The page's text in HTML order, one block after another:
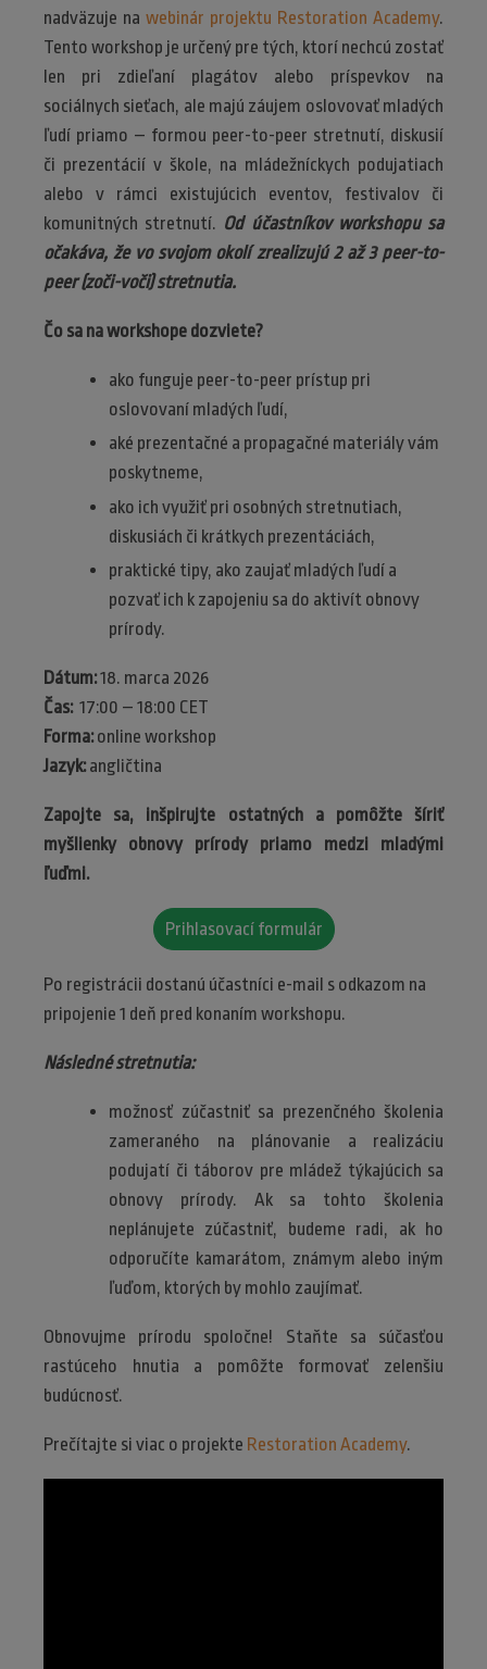
nadväzuje na webinár projektu Restoration Academy.
Tento workshop je určený pre tých, ktorí nechcú zostať
len pri zdieľaní plagátov alebo príspevkov na
sociálnych sieťach, ale majú záujem oslovovať mladých
ľudí priamo – formou peer-to-peer stretnutí, diskusií
či prezentácií v škole, na mládežníckych podujatiach
alebo v rámci existujúcich eventov, festivalov či
komunitných stretnutí. Od účastníkov workshopu sa
očakáva, že vo svojom okolí zrealizujú 2 až 3 peer-to-
peer (zoči-voči) stretnutia.
Čo sa na workshope dozviete?
ako funguje peer-to-peer prístup pri
oslovovaní mladých ľudí,
aké prezentačné a propagačné materiály vám
poskytneme,
ako ich využiť pri osobných stretnutiach,
diskusiách či krátkych prezentáciách,
praktické tipy, ako zaujať mladých ľudí a
pozvať ich k zapojeniu sa do aktivít obnovy
prírody.
Dátum:18. marca 2026
Čas:17:00 – 18:00 CET
Forma:online workshop
Jazyk:angličtina
Zapojte sa, inšpirujte ostatných a pomôžte šíriť
myšlienky obnovy prírody priamo medzi mladými
ľuďmi.
Prihlasovací formulár
Po registrácii dostanú účastníci e-mail s odkazom na
pripojenie 1 deň pred konaním workshopu.
Následné stretnutia:
možnosť zúčastniť sa prezenčného školenia
zameraného na plánovanie a realizáciu
podujatí či táborov pre mládež týkajúcich sa
obnovy prírody. Ak sa tohto školenia
neplánujete zúčastniť, budeme radi, ak ho
odporučíte kamarátom, známym alebo iným
ľuďom, ktorých by mohlo zaujímať.
Obnovujme prírodu spoločne! Staňte sa súčasťou
rastúceho hnutia a pomôžte formovať zelenšiu
budúcnosť.
Prečítajte si viac o projekte Restoration Academy.